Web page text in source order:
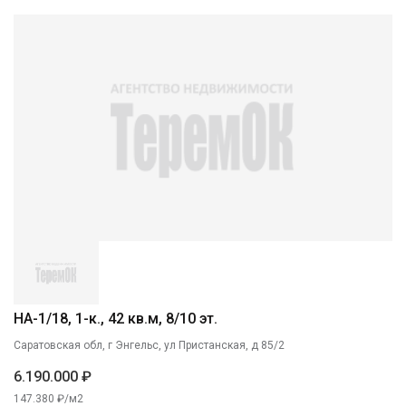
НА-1/18, 1-к., 42 кв.м, 8/10 эт.
Саратовская обл, г Энгельс, ул Пристанская, д 85/2
6.190.000 ₽
147.380 ₽/м2